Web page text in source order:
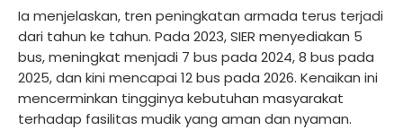
Ia menjelaskan, tren peningkatan armada terus terjadi
dari tahun ke tahun. Pada 2023, SIER menyediakan 5
bus, meningkat menjadi 7 bus pada 2024, 8 bus pada
2025, dan kini mencapai 12 bus pada 2026. Kenaikan ini
mencerminkan tingginya kebutuhan masyarakat
terhadap fasilitas mudik yang aman dan nyaman.